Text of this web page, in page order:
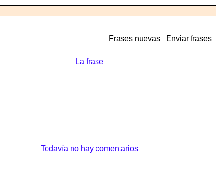
Frases nuevas Enviar frases
La frase
Todavía no hay comentarios